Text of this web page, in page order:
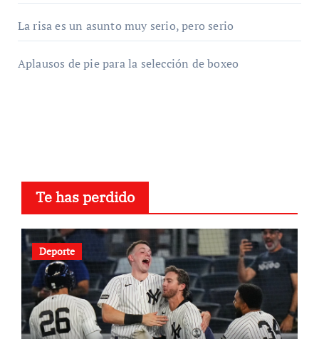
La risa es un asunto muy serio, pero serio
Aplausos de pie para la selección de boxeo
Te has perdido
Deporte